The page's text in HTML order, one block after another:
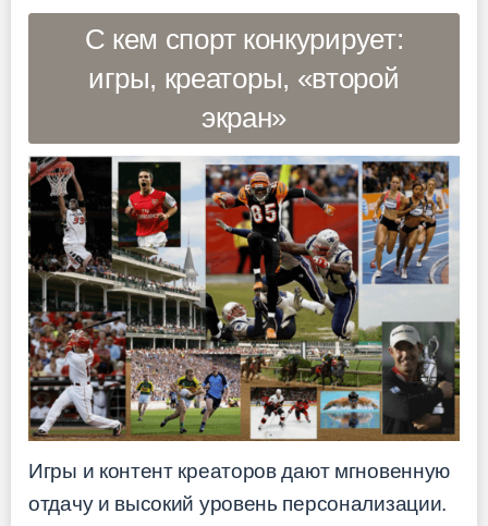
С кем спорт конкурирует:
игры, креаторы, «второй
экран»
Игры и контент креаторов дают мгновенную
отдачу и высокий уровень персонализации.